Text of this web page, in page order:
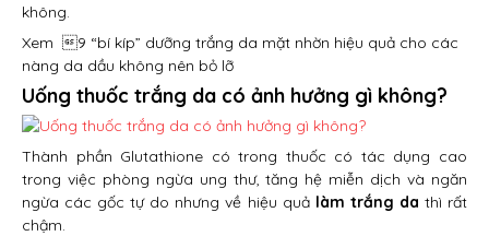
không.
Xem 9 “bí kíp” dưỡng trắng da mặt nhờn hiệu quả cho các
nàng da dầu không nên bỏ lỡ
Uống thuốc trắng da có ảnh hưởng gì không?
Thành phần Glutathione có trong thuốc có tác dụng cao
trong việc phòng ngừa ung thư, tăng hệ miễn dịch và ngăn
ngừa các gốc tự do nhưng về hiệu quả làm trắng da thì rất
chậm.